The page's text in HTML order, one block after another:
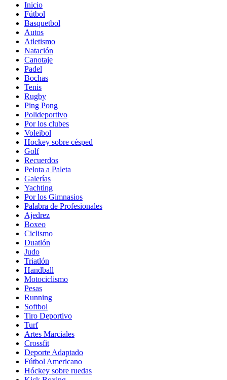
Inicio
Fútbol
Basquetbol
Autos
Atletismo
Natación
Canotaje
Padel
Bochas
Tenis
Rugby
Ping Pong
Polideportivo
Por los clubes
Voleibol
Hockey sobre césped
Golf
Recuerdos
Pelota a Paleta
Galerías
Yachting
Por los Gimnasios
Palabra de Profesionales
Ajedrez
Boxeo
Ciclismo
Duatlón
Judo
Triatlón
Handball
Motociclismo
Pesas
Running
Softbol
Tiro Deportivo
Turf
Artes Marciales
Crossfit
Deporte Adaptado
Fútbol Americano
Hóckey sobre ruedas